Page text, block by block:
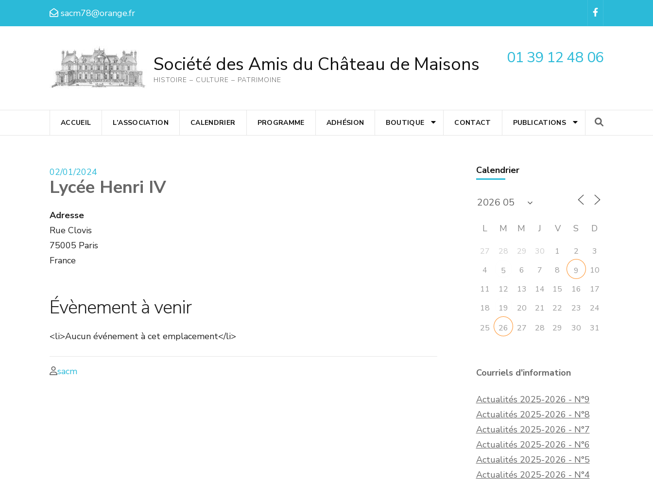
sacm78@orange.fr
Société des Amis du Château de Maisons
HISTOIRE – CULTURE – PATRIMOINE
01 39 12 48 06
ACCUEIL L’ASSOCIATION CALENDRIER PROGRAMME ADHÉSION BOUTIQUE CONTACT PUBLICATIONS
02/01/2024
Lycée Henri IV
Adresse
Rue Clovis
75005 Paris
France
Évènement à venir
<li>Aucun événement à cet emplacement</li>
sacm
Calendrier
L M M J V S D
27 28 29 30 1 2
3
4
5 6 7 8 9
10
11
12 13 14 15 16
17
18
19 20 21 22 23
24
25
26 27 28 29 30 31
Courriels d'information
Actualités 2025-2026 - N°9
Actualités 2025-2026 - N°8
Actualités 2025-2026 - N°7
Actualités 2025-2026 - N°6
Actualités 2025-2026 - N°5
Actualités 2025-2026 - N°4